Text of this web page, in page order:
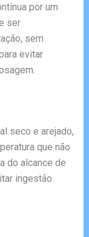
por um
ser
sem
evitar
seco e arejado,
que não
do alcance de
ingestão